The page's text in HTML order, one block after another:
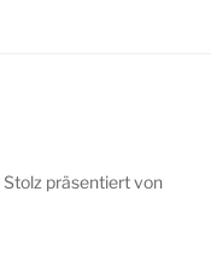
Stolz präsentiert von